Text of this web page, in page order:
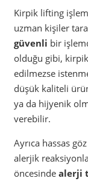
Kirpik lifting
uzman kişiler
güvenli bir
olduğu gibi,
edilmezse
düşük kaliteli
ya da hijyenik
verebilir.
Ayrıca hassas
alerjik
öncesinde alerji